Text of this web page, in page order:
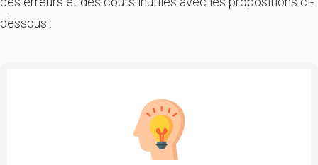
dessous :